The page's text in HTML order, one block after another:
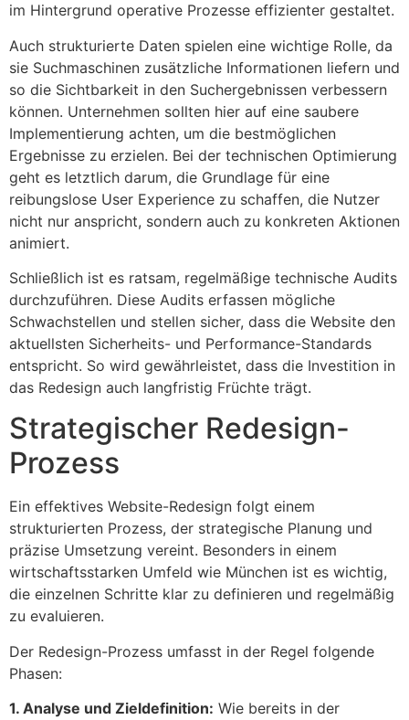
im Hintergrund operative Prozesse effizienter gestaltet.
Auch strukturierte Daten spielen eine wichtige Rolle, da
sie Suchmaschinen zusätzliche Informationen liefern und
so die Sichtbarkeit in den Suchergebnissen verbessern
können. Unternehmen sollten hier auf eine saubere
Implementierung achten, um die bestmöglichen
Ergebnisse zu erzielen. Bei der technischen Optimierung
geht es letztlich darum, die Grundlage für eine
reibungslose User Experience zu schaffen, die Nutzer
nicht nur anspricht, sondern auch zu konkreten Aktionen
animiert.
Schließlich ist es ratsam, regelmäßige technische Audits
durchzuführen. Diese Audits erfassen mögliche
Schwachstellen und stellen sicher, dass die Website den
aktuellsten Sicherheits- und Performance-Standards
entspricht. So wird gewährleistet, dass die Investition in
das Redesign auch langfristig Früchte trägt.
Strategischer Redesign-
Prozess
Ein effektives Website-Redesign folgt einem
strukturierten Prozess, der strategische Planung und
präzise Umsetzung vereint. Besonders in einem
wirtschaftsstarken Umfeld wie München ist es wichtig,
die einzelnen Schritte klar zu definieren und regelmäßig
zu evaluieren.
Der Redesign-Prozess umfasst in der Regel folgende
Phasen:
1. Analyse und Zieldefinition: Wie bereits in der